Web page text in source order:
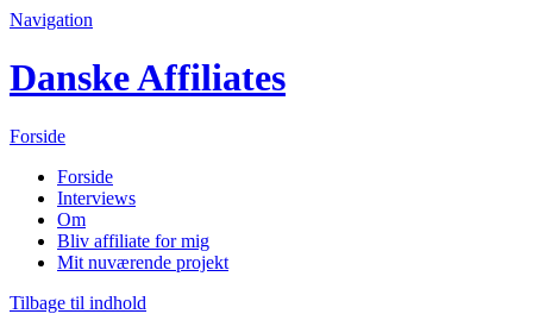
Navigation
Danske Affiliates
Forside
Forside
Interviews
Om
Bliv affiliate for mig
Mit nuværende projekt
Tilbage til indhold